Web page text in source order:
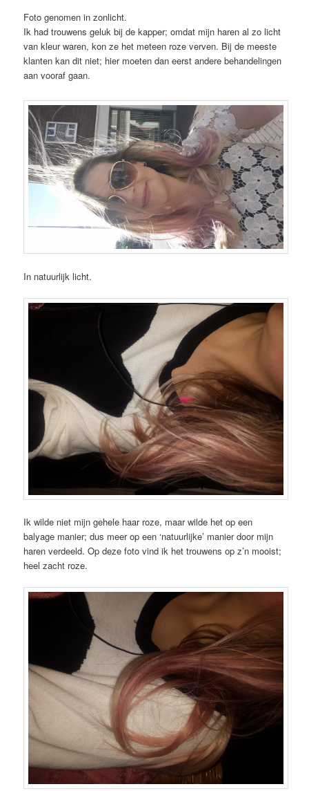
Foto genomen in zonlicht.
Ik had trouwens geluk bij de kapper; omdat mijn haren al zo licht
van kleur waren, kon ze het meteen roze verven. Bij de meeste
klanten kan dit niet; hier moeten dan eerst andere behandelingen
aan vooraf gaan.
In natuurlijk licht.
Ik wilde niet mijn gehele haar roze, maar wilde het op een
balyage manier; dus meer op een ‘natuurlijke’ manier door mijn
haren verdeeld. Op deze foto vind ik het trouwens op z’n mooist;
heel zacht roze.